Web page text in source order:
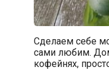
Сделаем себе
сами любим.
кофейнях,